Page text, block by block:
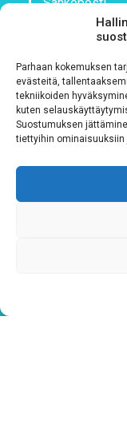
Parhaan kokemuksen
evästeitä,
tekniikoiden
kuten
Suostumuksen
tiettyihin ominaisuuksiin
Hyväksyn ehdot
Tutustu